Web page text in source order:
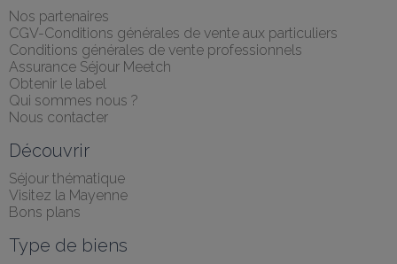
Nos partenaires
CGV-Conditions générales de vente aux particuliers
Conditions générales de vente professionnels
Assurance Séjour Meetch
Obtenir le label
Qui sommes nous ?
Nous contacter
Découvrir
Séjour thématique
Visitez la Mayenne
Bons plans
Type de biens